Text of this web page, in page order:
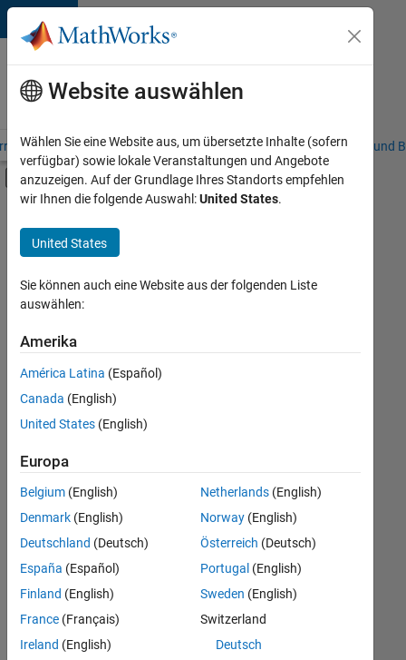
Weiter zum Inhalt
Karriere
bei
MathWorks
– Übersicht Stellensuche Niederlassungen Studierende und
Umschaltung für Off-Canvas-
Hauptinhalt
Information Technology
Commercial Sales
Finance and Operations
Human Resources
+3
Derzeit
es
keine
offenen
Stellen,
Ihren
Suchkriterien
entsprechen.
können
die
Suchkriterien
weiter
fassen
oder
Website auswählen
Wählen Sie eine Website aus, um übersetzte Inhalte (sofern
verfügbar) sowie lokale Veranstaltungen und Angebote
anzuzeigen. Auf der Grundlage Ihres Standorts empfehlen
wir Ihnen die folgende Auswahl:United States.
United States
Sie können auch eine Website aus der folgenden Liste
auswählen:
Amerika
América Latina (Español)
Canada (English)
United States (English)
Europa
Belgium (English)
Denmark (English)
Deutschland (Deutsch)
España (Español)
Finland (English)
France (Français)
Ireland (English)
Netherlands(English)
Norway(English)
Österreich (Deutsch)
Portugal (English)
Sweden (English)
Switzerland
Deutsch